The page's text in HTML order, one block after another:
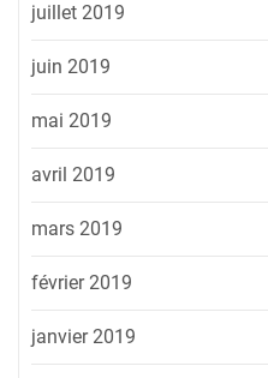
juillet 2019
juin 2019
mai 2019
avril 2019
mars 2019
février 2019
janvier 2019